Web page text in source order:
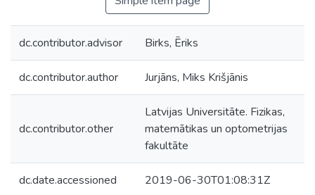
dc.contributor.advisor Birks, Ēriks
dc.contributor.author Jurjāns, Miks Krišjānis
dc.contributor.other
Latvijas Universitāte. Fizikas,
matemātikas un optometrijas
fakultāte
dc.date.accessioned 2019-06-30T01:08:31Z